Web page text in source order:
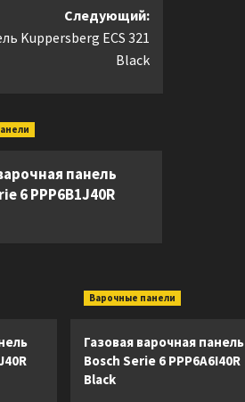
Следующий:
Kuppersberg ECS 321
Black
панель
6 PPP6B1J40R
Варочные панели
Газовая варочная панель
Bosch Serie 6 PPP6A6I40R
Black